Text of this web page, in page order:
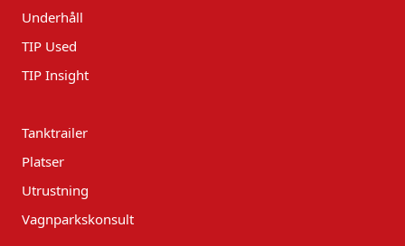
Underhåll
TIP Used
TIP Insight
Tanktrailer
Platser
Utrustning
Vagnparkskonsult